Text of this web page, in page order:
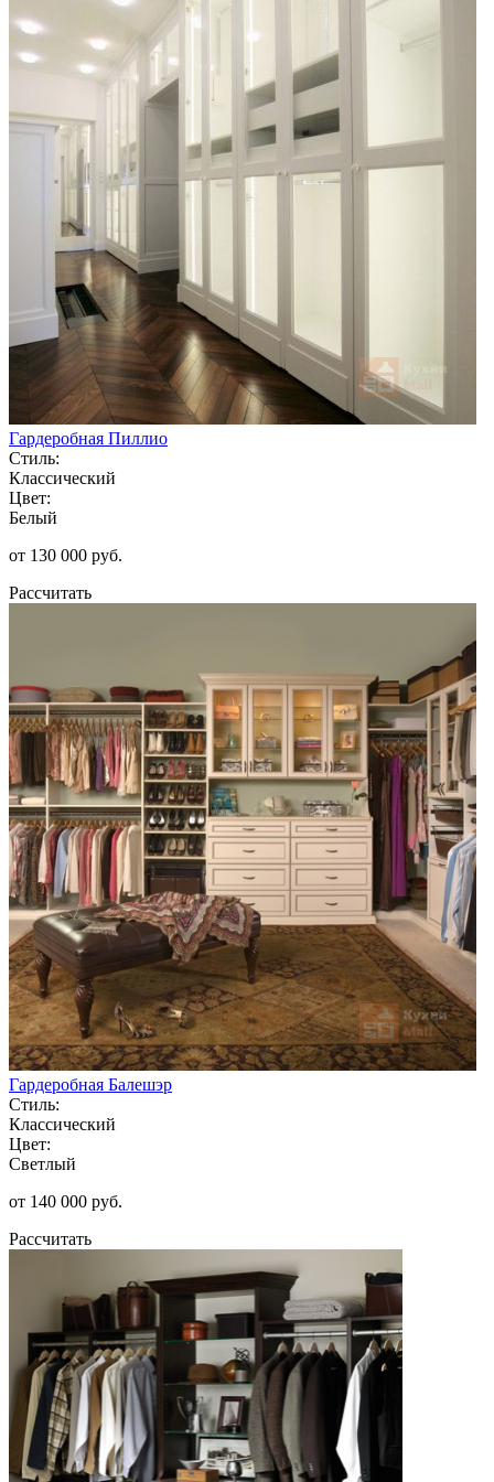
Гардеробная Пиллио
Стиль:
Классический
Цвет:
Белый
от 130 000 руб.
Рассчитать
Гардеробная Балешэр
Стиль:
Классический
Цвет:
Светлый
от 140 000 руб.
Рассчитать